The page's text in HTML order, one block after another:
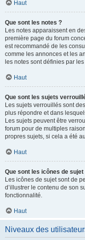
Haut
Que sont les notes ?
Les notes apparaissent en
première page du forum
est recommandé de les
comme les annonces et les
les notes sont définies par
Haut
Que sont les sujets
Les sujets verrouillés sont
plus répondre et dans
Les sujets peuvent être
forum pour de multiples
propres sujets, si cela a été
Haut
Que sont les icônes de sujet
Les icônes de sujet sont de
d’illustrer le contenu de son
fonctionnalité.
Haut
Niveaux des